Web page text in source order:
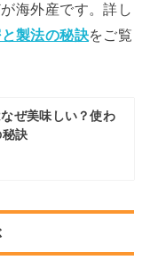
海外産です。詳し
製法の秘訣をご覧
ぜ美味しい？使わ
訣